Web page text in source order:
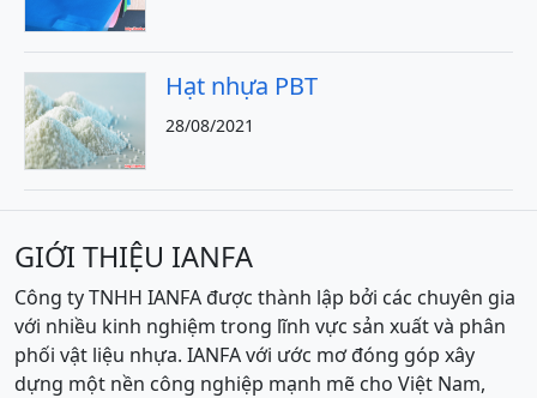
Hạt nhựa PBT
28/08/2021
GIỚI THIỆU IANFA
Công ty TNHH IANFA được thành lập bởi các chuyên gia
với nhiều kinh nghiệm trong lĩnh vực sản xuất và phân
phối vật liệu nhựa. IANFA với ước mơ đóng góp xây
dựng một nền công nghiệp mạnh mẽ cho Việt Nam,